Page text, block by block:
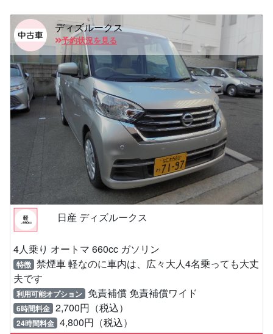
ディズルークス
予約状況を見る
日産 ディズルークス
4人乗り オートマ 660cc ガソリン
特徴 禁煙車 軽なのに車内は、広々大人4名乗っても大丈
夫です
利用可能オプション 免責補償 免責補償ワイド
6時間料金 2,700円（税込）
24時間料金 4,800円（税込）